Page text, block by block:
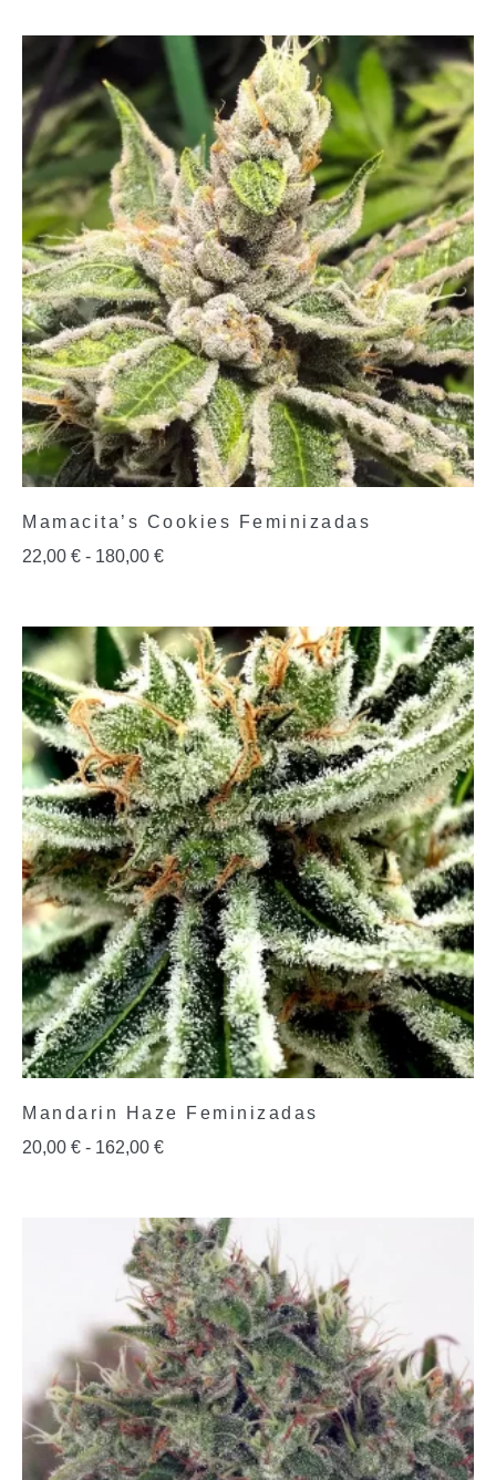
Mamacita’s Cookies Feminizadas
22,00 € - 180,00 €
Mandarin Haze Feminizadas
20,00 € - 162,00 €